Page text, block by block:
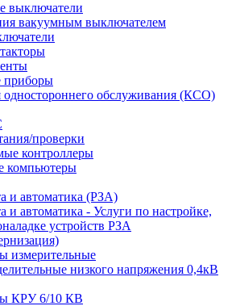
выключатели
вакуумным выключателем
приборы
одностороннего обслуживания (КСО)
проверки
контроллеры
компьютеры
и автоматика (РЗА)
и автоматика - Услуги по настройке,
устройств РЗА
измерительные
низкого напряжения 0,4кВ
КРУ 6/10 КВ